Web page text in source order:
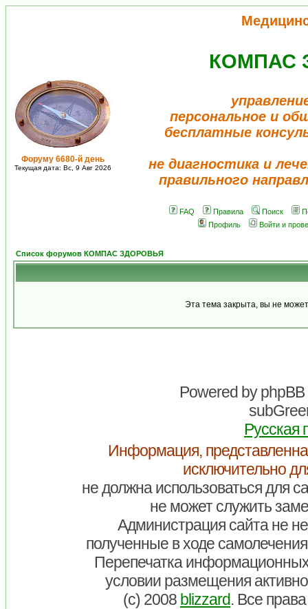
Форуму 6680-й день
Текущая дата: Вс, 9 Авг 2026
КОМПАС
персональное и
бесплатные
не диагностика и
правильного
FAQ Правила Поиск
Профиль
Войти и
Список форумов КОМПАС ЗДОРОВЬЯ
Эта тема закрыта, вы не
Powered byphpBB
Русская
Информация,
исключительно
не должна использоваться для
не может служить
Администрация сайта не
полученные в ходе
Перепечатка
условии размещения
(c) 2008 blizzard. Все